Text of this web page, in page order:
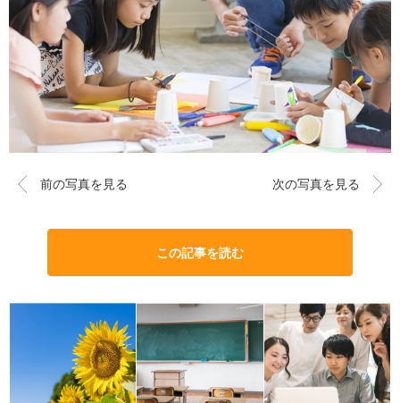
前の写真を見る 次の写真を見る
この記事を読む